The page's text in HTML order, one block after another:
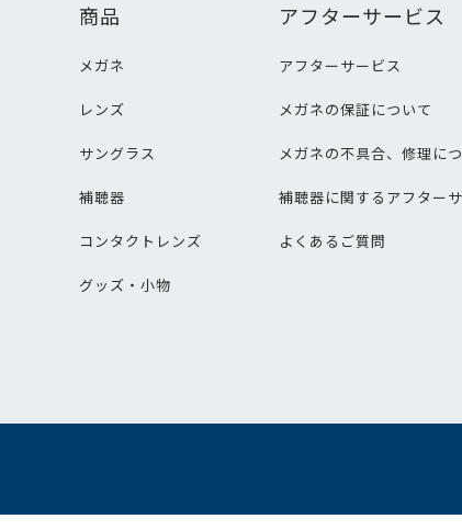
商品
メガネ
レンズ
サングラス
補聴器
コンタクトレンズ
グッズ・小物
アフターサービス
アフターサービス
メガネの保証について
メガネの不具合、修理に
補聴器に関するアフター
よくあるご質問